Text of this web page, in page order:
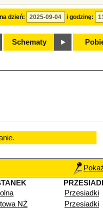
dzień: i godzinę:
Schematy
Przesiadki
NŻ
Przesiadki